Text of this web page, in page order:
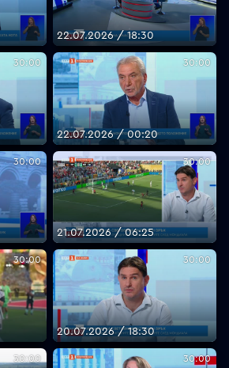
22.07.2026 / 18:30
30:00 30:00
22.07.2026 / 00:20
30:00 30:00
21.07.2026 / 06:25
30:00 30:00
20.07.2026 / 18:30
30:00 30:00